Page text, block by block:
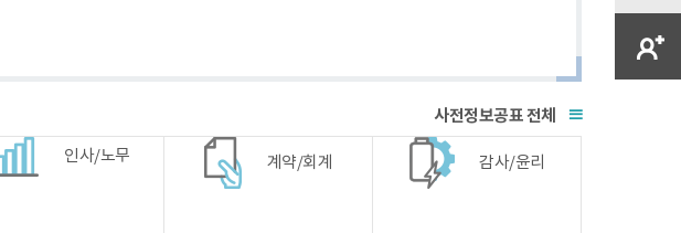
전체
인사/노무 계약/회계 감사/윤리